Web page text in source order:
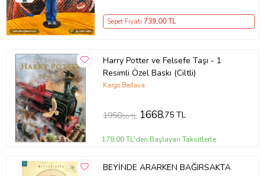
Sepet Fiyatı 739,00 TL
Harry Potter ve Felsefe Taşı - 1
Resimli Özel Baskı (Ciltli)
Kargo Bedava
1950,00 TL 1668,75 TL
178,00 TL'den Başlayan Taksitlerle
BEYİNDE ARARKEN BAĞIRSAKTA